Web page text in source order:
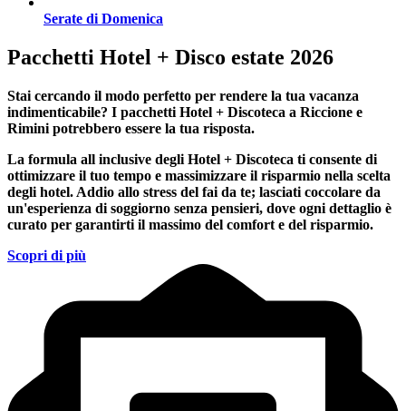
Serate di Domenica
Pacchetti Hotel + Disco estate 2026
Stai cercando il modo perfetto per rendere la tua vacanza
indimenticabile? I pacchetti Hotel + Discoteca a Riccione e
Rimini potrebbero essere la tua risposta.
La formula all inclusive degli Hotel + Discoteca ti consente di
ottimizzare il tuo tempo e massimizzare il risparmio nella scelta
degli hotel. Addio allo stress del fai da te; lasciati coccolare da
un'esperienza di soggiorno senza pensieri, dove ogni dettaglio è
curato per garantirti il massimo del comfort e del risparmio.
Scopri di più